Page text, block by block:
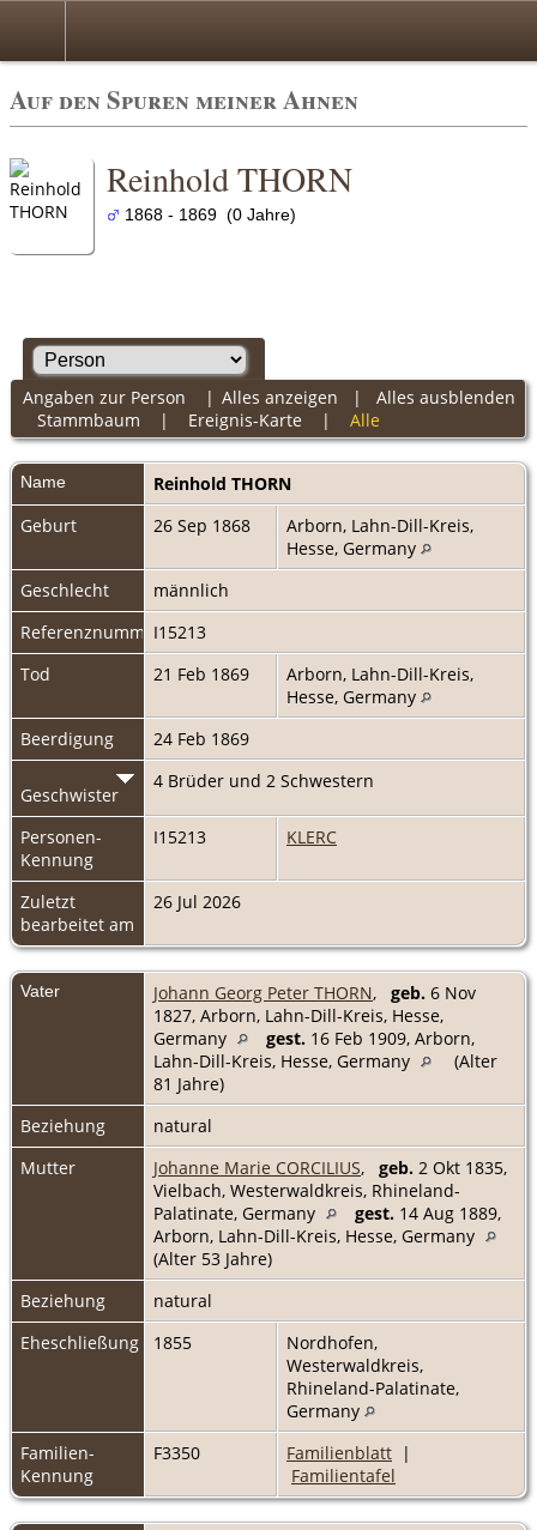
Auf den Spuren meiner Ahnen
Reinhold THORN
1868 - 1869 (0 Jahre)
Alles anzeigen | Alles ausblenden
Angaben zur Person |
Stammbaum | Ereignis-Karte | Alle
Name Reinhold THORN
Geburt
26 Sep 1868
Arborn, Lahn-Dill-Kreis,
Hesse, Germany
Geschlecht
männlich
ReferenznummerI15213
Tod
21 Feb 1869
Arborn, Lahn-Dill-Kreis,
Hesse, Germany
Beerdigung
24 Feb 1869
Geschwister
4 Brüder und 2 Schwestern
Personen-
Kennung
I15213 KLERC
Zuletzt
bearbeitet am
26 Jul 2026
Vater Johann Georg Peter THORN, geb. 6 Nov
1827, Arborn, Lahn-Dill-Kreis, Hesse,
Germany
gest. 16 Feb 1909, Arborn,
Lahn-Dill-Kreis, Hesse, Germany
(Alter
81 Jahre)
Beziehung
natural
Mutter
Johanne Marie CORCILIUS, geb. 2 Okt 1835,
Vielbach, Westerwaldkreis, Rhineland-
Palatinate, Germany
gest. 14 Aug 1889,
Arborn, Lahn-Dill-Kreis, Hesse, Germany
(Alter 53 Jahre)
Beziehung
natural
Eheschließung
1855
Nordhofen,
Westerwaldkreis,
Rhineland-Palatinate,
Germany
Familien-
Kennung
F3350 Familienblatt |
Familientafel